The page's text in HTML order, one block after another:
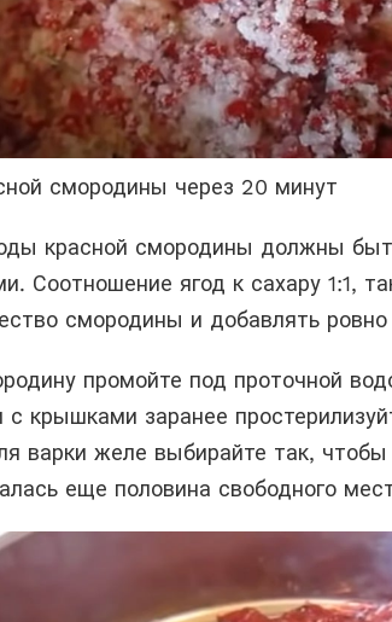
смородины через 20 минут
красной смородины должны
Соотношение ягод к сахару 1:1,
смородины и добавлять
промойте под проточной
с крышками заранее
варки желе выбирайте так,
еще половина свободного